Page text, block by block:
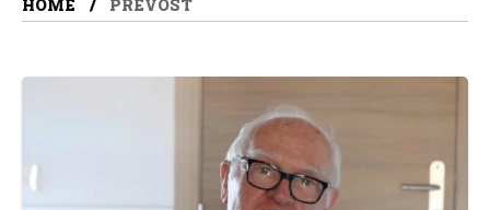
HOME PREVOST